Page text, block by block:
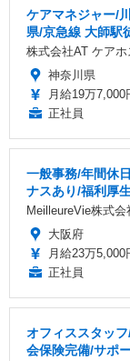
ケアマネジャー/
県/京急線 大師駅
株式会社AT ケア
神奈川県
月給19万7,000
正社員
一般事務/年間休
ナスあり/福利厚
MeilleureVie株式会
大阪府
月給23万5,000
正社員
オフィススタッ
会保険完備/サポ